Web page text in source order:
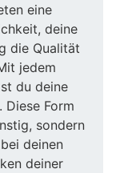
eine
deine
die Qualität
jedem
du deine
Form
sondern
deinen
deiner